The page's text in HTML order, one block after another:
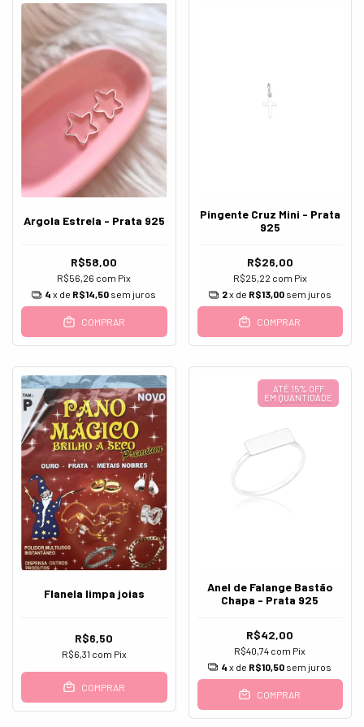
Argola Estrela - Prata 925
R$58,00
R$56,26 com Pix
4 x de R$14,50 sem juros
COMPRAR
Pingente Cruz Mini - Prata
925
R$26,00
R$25,22 com Pix
2x de R$13,00 sem juros
COMPRAR
Flanela limpa joias
R$6,50
R$6,31 com Pix
COMPRAR
ATÉ 15% OFF
EM QUANTIDADE
Anel de Falange Bastão
Chapa - Prata 925
R$42,00
R$40,74 com Pix
4 x de R$10,50 sem juros
COMPRAR